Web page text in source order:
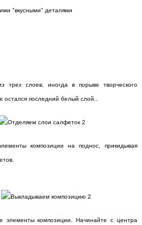
"вкусными" деталями
трех слоев, иногда в порыве творческого
последний белый слой..
композиции на поднос, прикидывая
элементы композиции. Начинайте с центра